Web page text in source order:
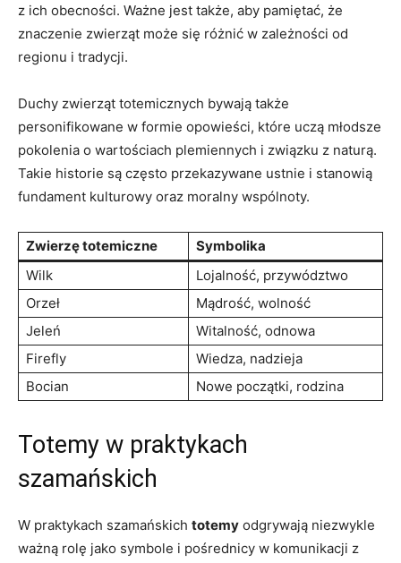
z ich obecności. Ważne jest także, aby pamiętać, że
znaczenie zwierząt może się różnić w zależności od
regionu i tradycji.
Duchy zwierząt totemicznych bywają także
personifikowane w formie opowieści, które uczą młodsze
pokolenia o wartościach plemiennych i związku z naturą.
Takie historie są często przekazywane ustnie i stanowią
fundament kulturowy oraz moralny wspólnoty.
Zwierzę totemiczne
Symbolika
Wilk
Lojalność, przywództwo
Orzeł
Mądrość, wolność
Jeleń
Witalność, odnowa
Firefly
Wiedza, nadzieja
Bocian
Nowe początki, rodzina
Totemy w praktykach
szamańskich
W praktykach szamańskich totemy odgrywają niezwykle
ważną rolę jako symbole i pośrednicy w komunikacji z